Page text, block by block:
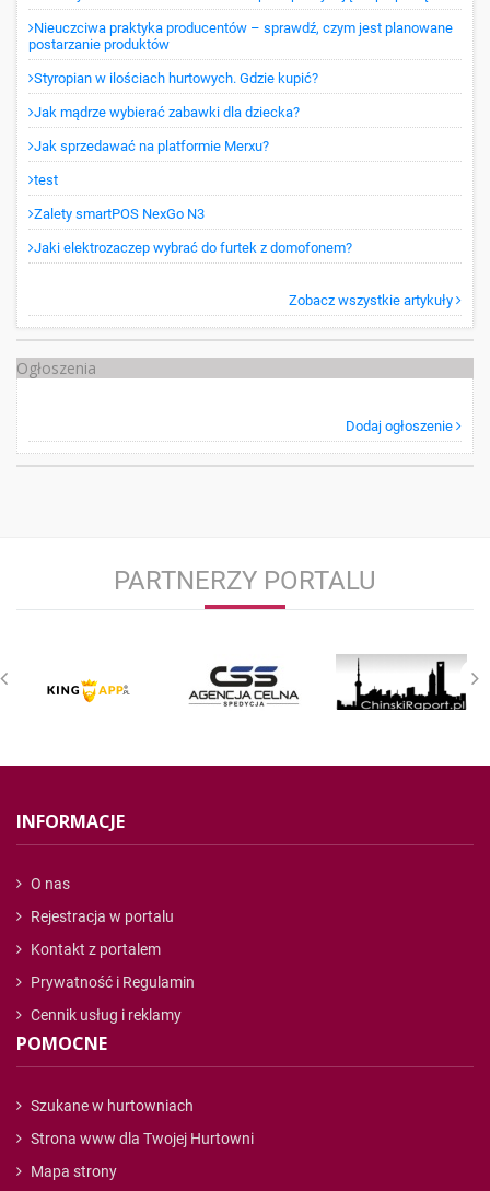
Nieuczciwa praktyka producentów – sprawdź, czym jest planowane
postarzanie produktów
Styropian w ilościach hurtowych. Gdzie kupić?
Jak mądrze wybierać zabawki dla dziecka?
Jak sprzedawać na platformie Merxu?
test
Zalety smartPOS NexGo N3
Jaki elektrozaczep wybrać do furtek z domofonem?
Zobacz wszystkie artykuły
Ogłoszenia
Dodaj ogłoszenie
PARTNERZY PORTALU
INFORMACJE
O nas
Rejestracja w portalu
Kontakt z portalem
Prywatność i Regulamin
Cennik usług i reklamy
POMOCNE
Szukane w hurtowniach
Strona www dla Twojej Hurtowni
Mapa strony